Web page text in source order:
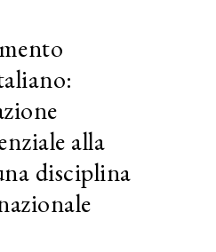
alla
disciplina